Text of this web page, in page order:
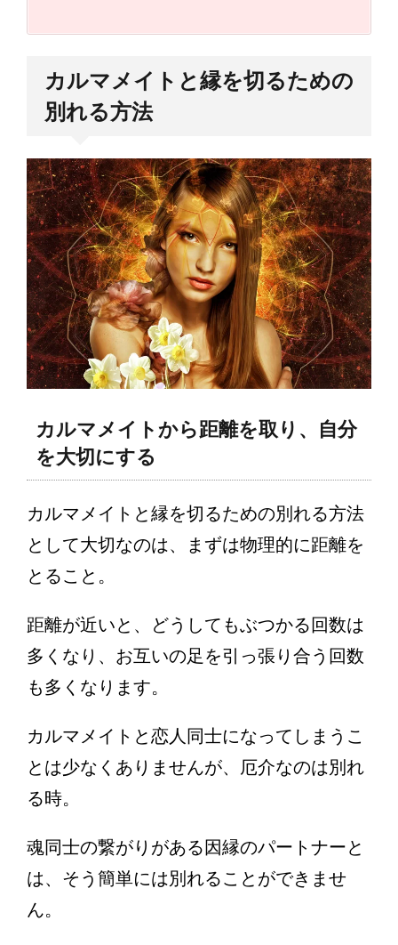
カルマメイトと縁を切るための
別れる方法
カルマメイトから距離を取り、自分
を大切にする
カルマメイトと縁を切るための別れる方法
として大切なのは、まずは物理的に距離を
とること。
距離が近いと、どうしてもぶつかる回数は
多くなり、お互いの足を引っ張り合う回数
も多くなります。
カルマメイトと恋人同士になってしまうこ
とは少なくありませんが、厄介なのは別れ
る時。
魂同士の繋がりがある因縁のパートナーと
は、そう簡単には別れることができませ
ん。